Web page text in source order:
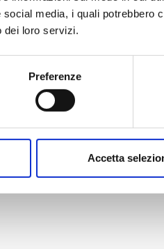
media, i quali potrebbero
dei loro servizi.
Preferenze
Accetta